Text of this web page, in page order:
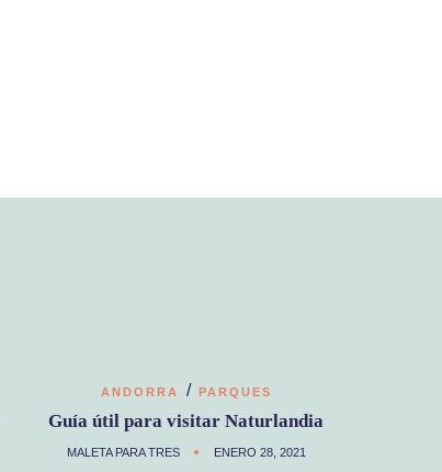
ANDORRA / PARQUES
Guía útil para visitar Naturlandia
MALETA PARA TRES ENERO 28, 2021